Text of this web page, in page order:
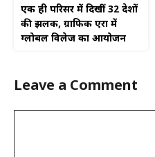
एक ही परिसर में दिखीं 32 देशों
की झलक, ग्राफिक एरा में
ग्लोबल विलेज का आयोजन
Leave a Comment